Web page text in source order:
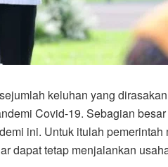
keluhan yang
Covid-19. Sebagian
ini. Untuk itulah
dapat tetap menjalankan